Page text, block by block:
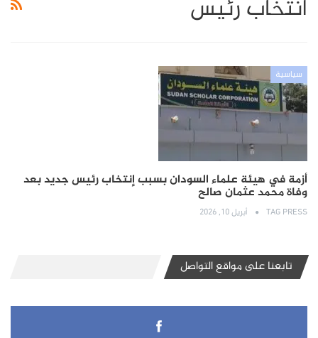
انتخاب رئيس
سياسية
أزمة في هيئة علماء السودان بسبب إنتخاب رئيس جديد بعد
وفاة محمد عثمان صالح
TAG PRESS أبريل 10, 2026
تابعنا على مواقع التواصل